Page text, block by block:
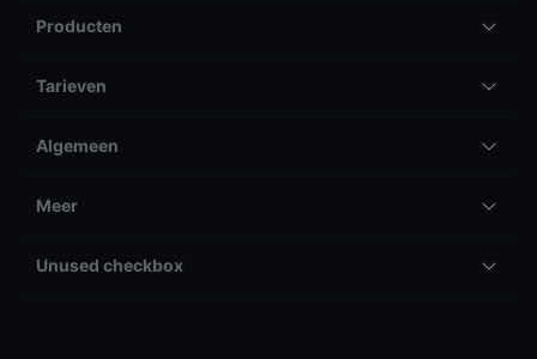
Producten
Tarieven
Algemeen
Meer
Unused checkbox